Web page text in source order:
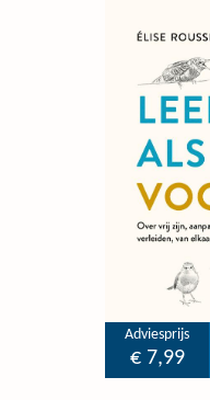
Adviesprijs
€ 7,99